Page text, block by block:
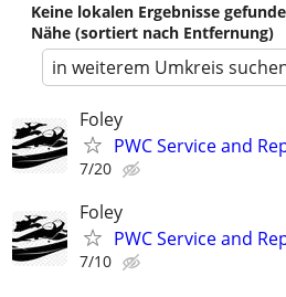
Keine lokalen Ergebnisse
Nähe (sortiert nach Entfernung)
in weiterem Umkreis
Foley
PWC Service and
7/20
Foley
PWC Service and
7/10